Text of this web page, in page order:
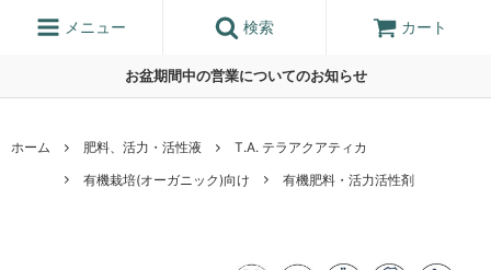
お盆期間中の営業についてのお知らせ
メニュー 検索 カート
ホーム 肥料、活力・活性液
T.A. テラアクアティカ
有機栽培(オーガニック)向け
有機肥料・活力活性剤